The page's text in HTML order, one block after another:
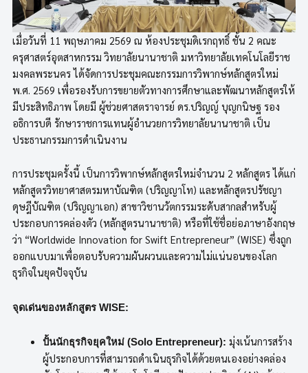
เมื่อวันที่ 11 พฤษภาคม 2569 ณ ห้องประชุมดิเรกฤทธิ์ ชั้น 2 คณะ
ครุศาสตร์อุตสาหกรรม วิทยาลัยนานาชาติ มหาวิทยาลัยเทคโนโลยีราช
มงคลพระนคร ได้จัดการประชุมคณะกรรมการวิพากษ์หลักสูตรใหม่
พ.ศ. 2569 เพื่อรองรับการขยายตัวทางการศึกษาและพัฒนาหลักสูตรให้
มีประสิทธิภาพ โดยมี ผู้ช่วยศาสตราจารย์ ดร.ปริญญ์ บุญกนิษฐ รอง
อธิการบดี รักษาราชการแทนผู้อำนวยการวิทยาลัยนานาชาติ เป็น
ประธานกรรมการดำเนินงาน
การประชุมครั้งนี้ เป็นการวิพากษ์หลักสูตรใหม่จำนวน 2 หลักสูตร ได้แก่
หลักสูตรวิทยาศาสตรมหาบัณฑิต (ปริญญาโท) และหลักสูตรปรัชญา
ดุษฎีบัณฑิต (ปริญญาเอก) สาขาวิชานวัตกรรมระดับสากลสำหรับผู้
ประกอบการคล่องตัว (หลักสูตรนานาชาติ) หรือที่ใช้ชื่อย่อภาษาอังกฤษ
ว่า “Worldwide Innovation for Swift Entrepreneur” (WISE) ซึ่งถูก
ออกแบบมาเพื่อตอบรับความผันผวนและความไม่แน่นอนของโลก
ธุรกิจในยุคปัจจุบัน
จุดเด่นของหลักสูตร WISE:
ปั้นนักธุรกิจยุคใหม่ (Solo Entrepreneur): มุ่งเน้นการสร้าง
ผู้ประกอบการที่สามารถดำเนินธุรกิจได้ด้วยตนเองอย่างคล่อง